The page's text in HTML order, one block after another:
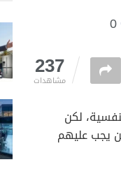
237
مشاهدات
لكن
يجب عليهم